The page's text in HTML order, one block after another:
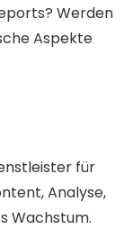
Werden
Aspekte
für
Analyse,
Wachstum.